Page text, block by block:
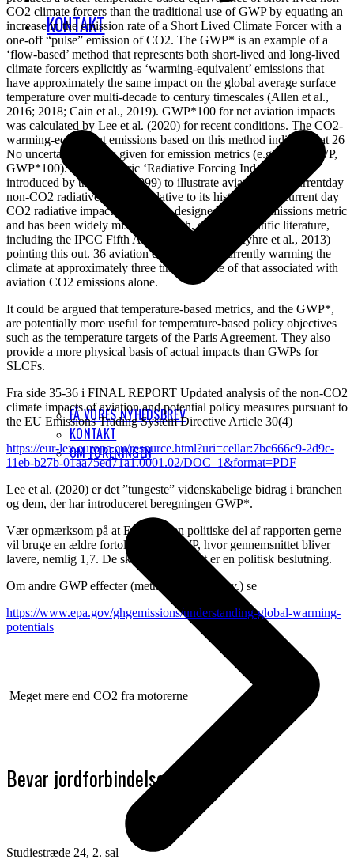
KONTAKT
FÅ VORES NYHEDSBREV
KONTAKT
OM FORENINGEN
CO2 climate forcers than the traditional use of GWP by equating an
increase in the emission rate of a Short Lived Climate Forcer with a
one-off “pulse” emission of CO2. The GWP* is an example of a
‘flow-based’ method that represents both short-lived and long-lived
climate forcers explicitly as ‘warming-equivalent’ emissions that
have approximately the same impact on the global average surface
temperature over multi-decade to century timescales (Allen et al.,
2016; 2018; Cain et al., 2019). GWP*100 for net aviation impacts
was calculated by Lee et al. (2020) for recent conditions. The CO2-
warming-equivalent emissions based on this method indicate that 26
No uncertainty ranges given for emission metrics (e.g. GTP, GWP,
GWP*100). 27 The metric ‘Radiative Forcing Index’ (RFI)
introduced by the IPCC (1999) to illustrate aviation’s net currentday
non-CO2 radiative impacts, relative to its historical and current day
CO2 radiative impacts was never designed to be an emissions metric
and has been widely misused as such, despite scientific literature,
including the IPCC Fifth Assessment Report (Myhre et al., 2013)
pointing this out. 36 aviation emissions are currently warming the
climate at approximately three times the rate of that associated with
aviation CO2 emissions alone.
It could be argued that temperature-based metrics, and the GWP*,
are potentially more useful for temperature-based policy objectives
such as the temperature targets of the Paris Agreement. They also
provide a more physical basis of actual impacts than GWPs for
SLCFs.
Fra side 35-36 i FINAL REPORT Updated analysis of the non-CO2
climate impacts of aviation and potential policy measures pursuant to
the EU Emissions Trading System Directive Article 30(4)
https://eur-lex.europa.eu/resource.html?uri=cellar:7bc666c9-2d9c-
11eb-b27b-01aa75ed71a1.0001.02/DOC_1&format=PDF
Lee et al. (2020) er det ”tungeste” videnskabelige bidrag i branchen
og dem, der har introduceret beregningen GWP*.
Vær opmærksom på at EASA i den politiske del af rapporten gerne
vil bruge en ældre fortolkning af GWP, hvor gennemsnittet bliver
lavere, nemlig 1,7. De skriver selv at det er en politisk beslutning.
Om andre GWP effecter (methan, lattergas mv.) se
https://www.epa.gov/ghgemissions/understanding-global-warming-
potentials
Meget mere end CO2 fra motorerne
Bevar jordforbindelsen
Studiestræde 24, 2. sal